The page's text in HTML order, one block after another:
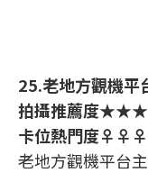
25.老地方觀機平
拍攝推薦度★★★
卡位熱門度♀♀♀
老地方觀機平台